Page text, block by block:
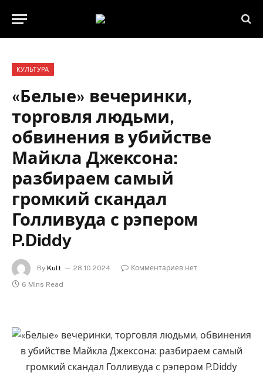
КУЛЬТУРА
«Белые» вечеринки,
торговля людьми,
обвинения в убийстве
Майкла Джексона:
разбираем самый
громкий скандал
Голливуда с рэпером
P.Diddy
By Kult 28.10.2024
Комментариев нет
6 Mins Read